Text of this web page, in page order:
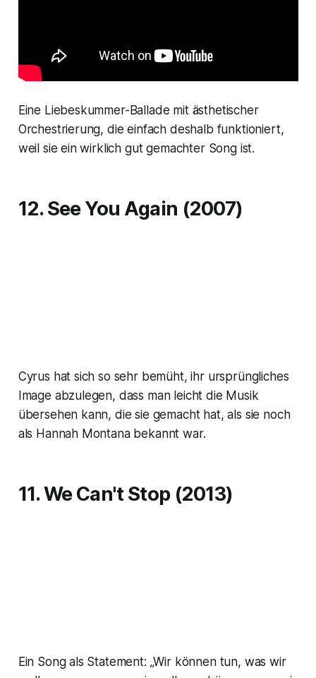
Eine Liebeskummer-Ballade mit ästhetischer
Orchestrierung, die einfach deshalb funktioniert,
weil sie ein wirklich gut gemachter Song ist.
12. See You Again (2007)
Cyrus hat sich so sehr bemüht, ihr ursprüngliches
Image abzulegen, dass man leicht die Musik
übersehen kann, die sie gemacht hat, als sie noch
als Hannah Montana bekannt war.
11. We Can't Stop (2013)
Ein Song als Statement: „Wir können tun, was wir